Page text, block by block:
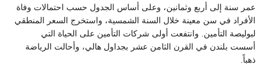
عمر سنة إلى أربع وثمانين، وعلى أساس الجدول حسب احتمالات وفاة
الأفراد في سن معينة خلال السنة الشمسية، واستخرج السعر المنطقي
لبوليصة التأمين. وانتفعت أولى شركات التأمين على الحياة التي
أسست بلندن في القرن الثامن عشر بجداول هالي، وأحالت الرياضة
ذهباً.